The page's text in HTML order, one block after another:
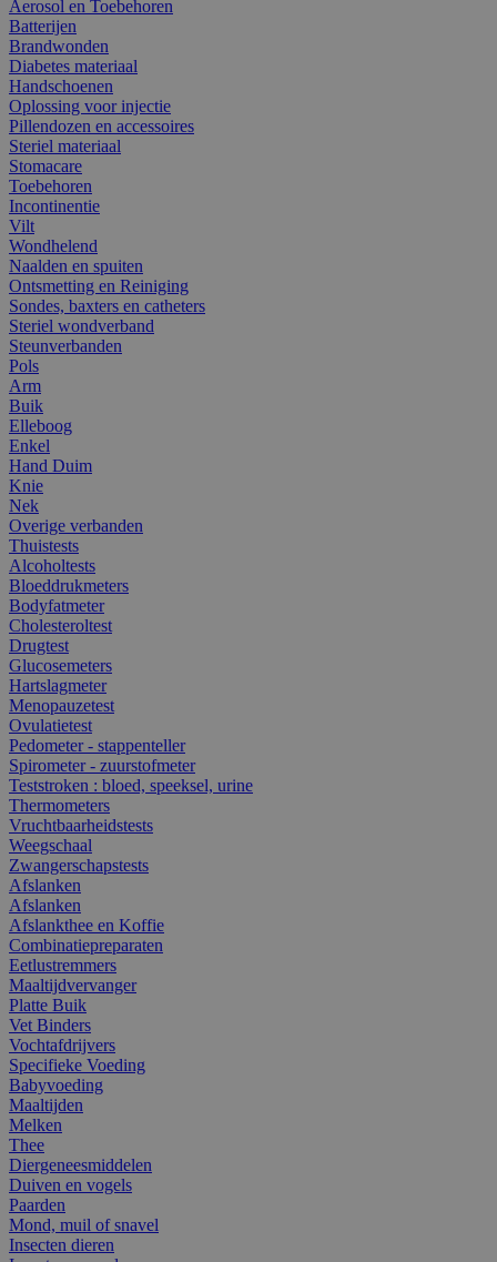
Aerosol en Toebehoren
Batterijen
Brandwonden
Diabetes materiaal
Handschoenen
Oplossing voor injectie
Pillendozen en accessoires
Steriel materiaal
Stomacare
Toebehoren
Incontinentie
Vilt
Wondhelend
Naalden en spuiten
Ontsmetting en Reiniging
Sondes, baxters en catheters
Steriel wondverband
Steunverbanden
Pols
Arm
Buik
Elleboog
Enkel
Hand Duim
Knie
Nek
Overige verbanden
Thuistests
Alcoholtests
Bloeddrukmeters
Bodyfatmeter
Cholesteroltest
Drugtest
Glucosemeters
Hartslagmeter
Menopauzetest
Ovulatietest
Pedometer - stappenteller
Spirometer - zuurstofmeter
Teststroken : bloed, speeksel, urine
Thermometers
Vruchtbaarheidstests
Weegschaal
Zwangerschapstests
Afslanken
Afslanken
Afslankthee en Koffie
Combinatiepreparaten
Eetlustremmers
Maaltijdvervanger
Platte Buik
Vet Binders
Vochtafdrijvers
Specifieke Voeding
Babyvoeding
Maaltijden
Melken
Thee
Diergeneesmiddelen
Duiven en vogels
Paarden
Mond, muil of snavel
Insecten dieren